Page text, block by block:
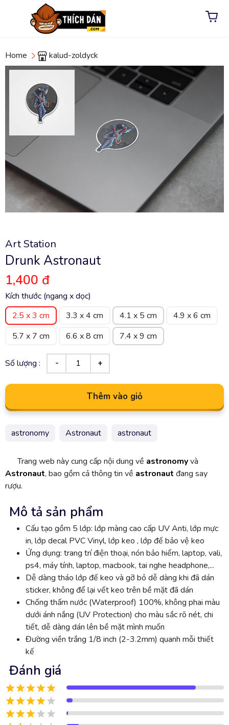
Home kalud-zoldyck
Art Station
Drunk Astronaut
1,400 đ
Kích thước (ngang x dọc)
2.5 x 3 cm
3.3 x 4 cm 4.1 x 5 cm
4.9 x 6 cm
5.7 x 7 cm
6.6 x 8 cm 7.4 x 9 cm
Số lượng :
Thêm vào giỏ
astronomy Astronaut astronaut
Trang web này cung cấp nội dung về astronomyvà
Astronaut, bao gồm cả thông tin về astronaut đang say
rượu.
Mô tả sản phẩm
Cấu tạo gồm 5 lớp: lớp màng cao cấp UV Anti, lớp mực
in, lớp decal PVC Vinyl, lớp keo , lớp đế bảo vệ keo
Ứng dụng: trang trí điện thoại, nón bảo hiểm, laptop, vali,
ps4, máy tính, laptop, macbook, tai nghe headphone,...
Dễ dàng tháo lớp đế keo và gỡ bỏ dễ dàng khi đã dán
sticker, không để lại vết keo trên bề mặt đã dán
Chống thấm nước (Waterproof) 100%, không phai màu
dưới ánh nắng (UV Protection) cho màu sắc rõ nét, chi
tiết, dễ dàng dán lên bề mặt mình muốn
Đường viền trắng 1/8 inch (2-3.2mm) quanh mỗi thiết
kế
Đánh giá